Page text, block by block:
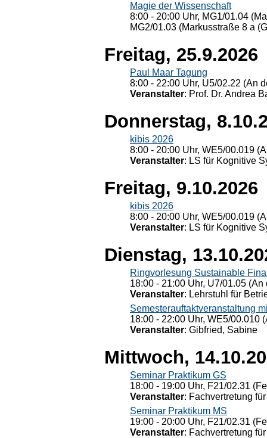
Magie der Wissenschaft
8:00 - 20:00 Uhr, MG1/01.04
MG2/01.03 (Markusstraße 8 a
Freitag, 25.9.2026
Paul Maar Tagung
8:00 - 22:00 Uhr, U5/02.22 (An
Veranstalter: Prof. Dr. Andrea
Donnerstag,
kibis 2026
8:00 - 20:00 Uhr, WE5/00.019
Veranstalter: LS für Kognitive
Freitag, 9.10.2026
kibis 2026
8:00 - 20:00 Uhr, WE5/00.019
Veranstalter: LS für Kognitive
Dienstag,
Ringvorlesung Sustainable
18:00 - 21:00 Uhr, U7/01.05
Veranstalter: Lehrstuhl für
Semesterauftaktveranstaltung
18:00 - 22:00 Uhr, WE5/00.010
Veranstalter: Gibfried, Sabine
Mittwoch,
Seminar Praktikum GS
18:00 - 19:00 Uhr, F21/02.31
Veranstalter: Fachvertretung
Seminar Praktikum MS
19:00 - 20:00 Uhr, F21/02.31
Veranstalter: Fachvertretung